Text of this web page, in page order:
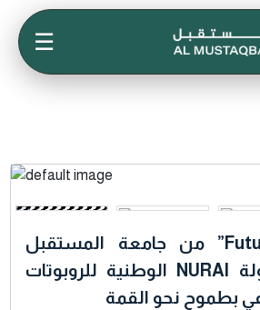
☰
فريق “Future Ray” من جامعة المستقبل
يشارك في بطولة NURAI الوطنية للروبوتات
بطموح نحو القمة